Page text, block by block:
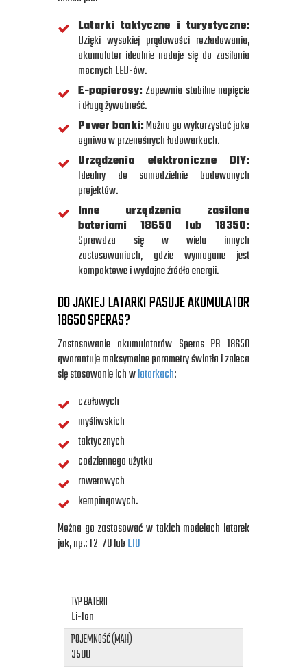
Latarki taktyczne i turystyczne:
Dzięki wysokiej prądowości rozładowania,
akumulator idealnie nadaje się do zasilania
mocnych LED-ów.
E-papierosy: Zapewnia stabilne napięcie
i długą żywotność.
Power banki:Można go wykorzystać jako
ogniwo w przenośnych ładowarkach.
Urządzenia elektroniczne DIY:
Idealny do samodzielnie budowanych
projektów.
Inne urządzenia zasilane
bateriami 18650 lub 18350:
Sprawdza się w wielu innych
zastosowaniach, gdzie wymagane jest
kompaktowe i wydajne źródło energii.
DO JAKIEJ LATARKI PASUJE AKUMULATOR
18650 SPERAS?
Zastosowanie akumulatorów Speras PB 18650
gwarantuje maksymalne parametry światła i zaleca
się stosowanie ich wlatarkach:
czołowych
myśliwskich
taktycznych
codziennego użytku
rowerowych
kempingowych.
Można go zastosować w takich modelach latarek
jak, np.: T2-70 lubE10
TYP BATERII
Li-Ion
POJEMNOŚĆ (MAH)
3500